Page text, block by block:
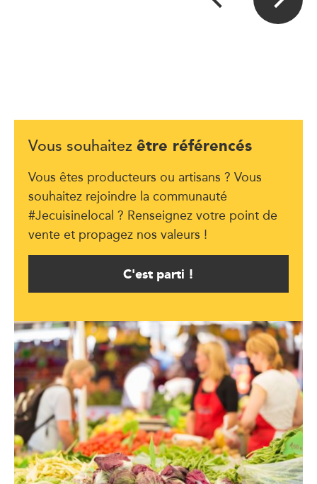
Vous souhaitez être référencés
Vous êtes producteurs ou artisans ? Vous
souhaitez rejoindre la communauté
#Jecuisinelocal ? Renseignez votre point de
vente et propagez nos valeurs !
C'est parti !